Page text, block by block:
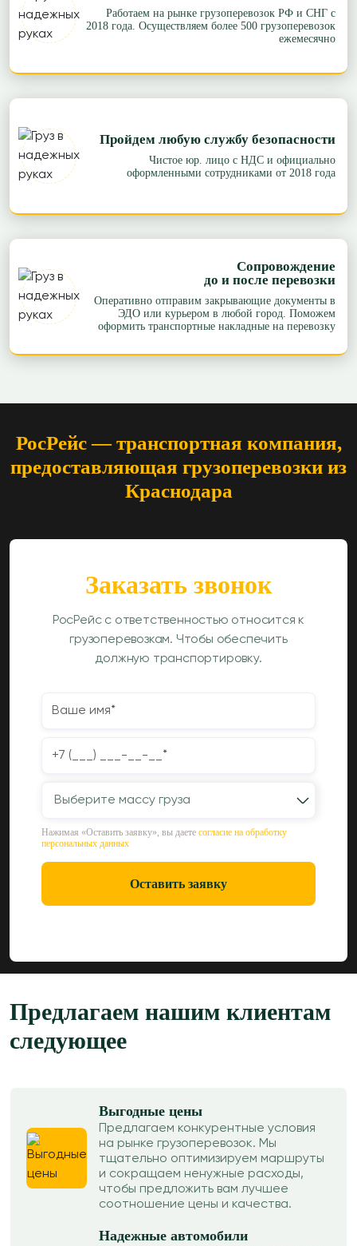
Работаем на рынке грузоперевозок РФ и СНГ с
2018 года. Осуществляем более 500 грузоперевозок
ежемесячно
Пройдем любую службу безопасности
Чистое юр. лицо с НДС и официально
оформленными сотрудниками от 2018 года
Сопровождение
до и после перевозки
Оперативно отправим закрывающие документы в
ЭДО или курьером в любой город. Поможем
оформить транспортные накладные на перевозку
Заказать звонок
РосРейс с ответственностью относится к
грузоперевозкам. Чтобы обеспечить
должную транспортировку.
Выберите массу груза
Нажимая «Оставить заявку», вы даете согласие на обработку
персональных данных
Оставить заявку
РосРейс — транспортная компания,
предоставляющая грузоперевозки из
Краснодара
Предлагаем нашим клиентам
следующее
Выгодные цены
Предлагаем конкурентные условия
на рынке грузоперевозок. Мы
тщательно оптимизируем маршруты
и сокращаем ненужные расходы,
чтобы предложить вам лучшее
соотношение цены и качества.
Надежные автомобили